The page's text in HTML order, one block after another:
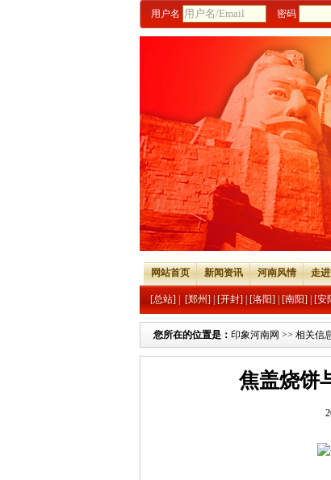
用户名 密码
网站首页 新闻资讯 河南风情 走
[总站] [郑州] [开封] [洛阳] [南阳] [安
您所在的位置是： 印象河南网 >> 相关信
焦盖烧饼